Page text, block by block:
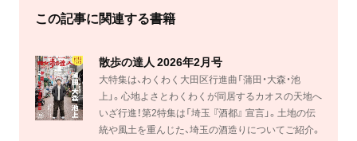
この記事に関連する書籍
散歩の達人 2026年2月号
大特集は、わくわく大田区行進曲「蒲田・大森・池
上」。心地よさとわくわくが同居するカオスの天地へ
いざ行進！第2特集は「埼玉 『酒都』 宣言」。土地の伝
統や風土を重んじた、埼玉の酒造りについてご紹介。